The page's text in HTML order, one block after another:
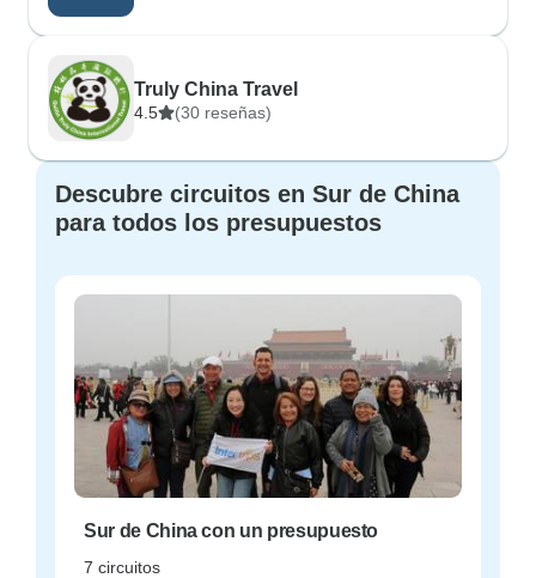
Truly China Travel
4.5 (30 reseñas)
Descubre circuitos en Sur de China
para todos los presupuestos
Sur de China con un presupuesto
7 circuitos